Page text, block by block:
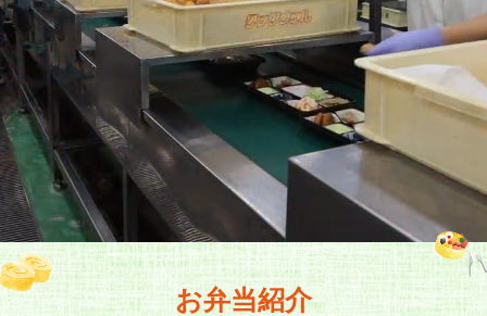
お弁当紹介